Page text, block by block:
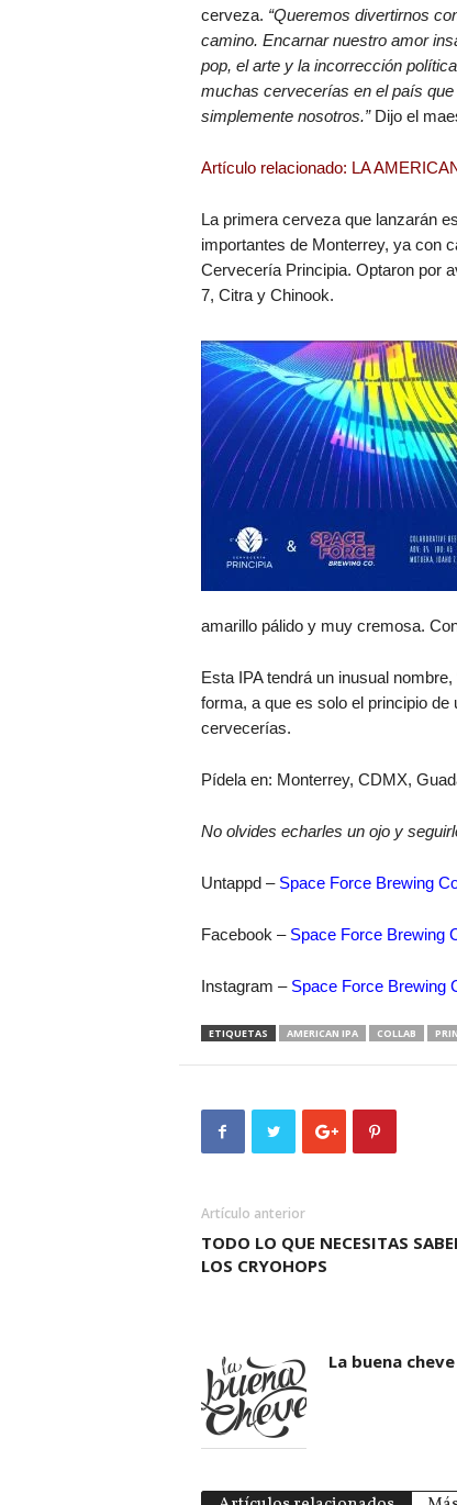
cerveza. “Queremos divertirnos
camino. Encarnar nuestro amor
pop, el arte y la incorrección
muchas cervecerías en el país
simplemente nosotros.” Dijo el
Artículo relacionado: LA
La primera cerveza que lanzarán
importantes de Monterrey, ya con
Cervecería Principia. Optaron por
7, Citra y Chinook.
amarillo pálido y muy cremosa.
Esta IPA tendrá un inusual nombre,
forma, a que es solo el principio
cervecerías.
Pídela en: Monterrey, CDMX,
No olvides echarles un ojo y
Untappd – Space Force Brewing
Facebook – Space Force Brewing
Instagram – Space Force Brewing
ETIQUETAS AMERICAN IPA COLLAB
Artículo anterior
TODO LO QUE NECESITAS
LOS CRYOHOPS
La buena cheve